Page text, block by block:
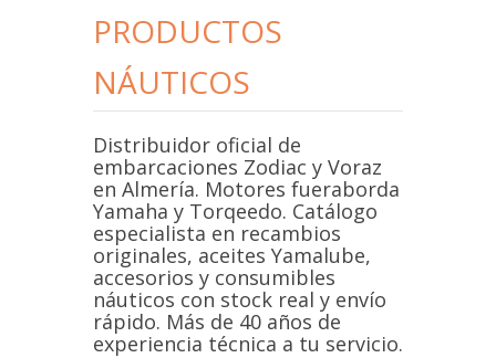
PRODUCTOS
NÁUTICOS
Distribuidor oficial de
embarcaciones Zodiac y Voraz
en Almería. Motores fueraborda
Yamaha y Torqeedo. Catálogo
especialista en recambios
originales, aceites Yamalube,
accesorios y consumibles
náuticos con stock real y envío
rápido. Más de 40 años de
experiencia técnica a tu servicio.